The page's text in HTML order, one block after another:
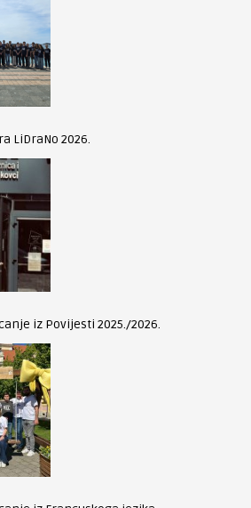
LiDraNo 2026.
iz Povijesti 2025./2026.